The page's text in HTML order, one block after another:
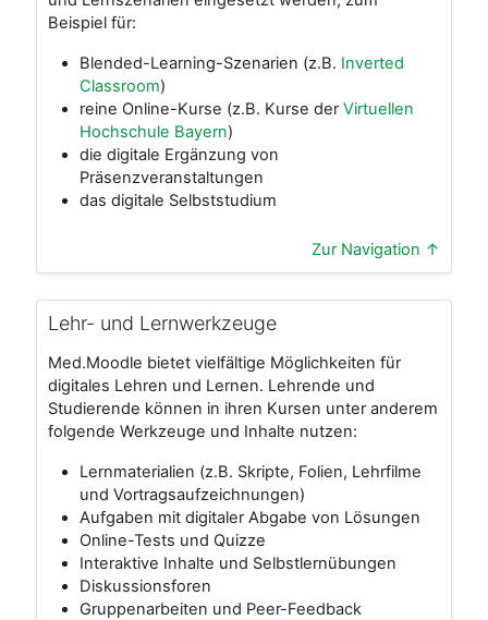
Beispiel für:
Blended-Learning-Szenarien (z.B. Inverted
Classroom)
reine Online-Kurse (z.B. Kurse derVirtuellen
Hochschule Bayern)
die digitale Ergänzung von
Präsenzveranstaltungen
das digitale Selbststudium
Zur Navigation ↑
Lehr- und Lernwerkzeuge
Med.Moodle bietet vielfältige Möglichkeiten für
digitales Lehren und Lernen. Lehrende und
Studierende können in ihren Kursen unter anderem
folgende Werkzeuge und Inhalte nutzen:
Lernmaterialien (z.B. Skripte, Folien, Lehrfilme
und Vortragsaufzeichnungen)
Aufgaben mit digitaler Abgabe von Lösungen
Online-Tests und Quizze
Interaktive Inhalte und Selbstlernübungen
Diskussionsforen
Gruppenarbeiten und Peer-Feedback